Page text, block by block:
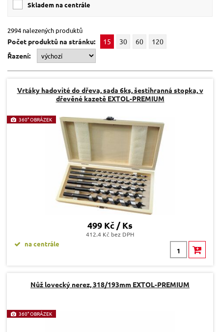
skladem na centrále
2994 nalezených produktů
Počet produktů na stránku: 15 30 60
120
Řazení:
Vrtáky hadovité do dřeva, sada 6ks, šestihranná stopka, v
dřevěné kazetě EXTOL-PREMIUM
360° OBRÁZEK
499 Kč / Ks
412.4 Kč bez DPH
na centrále
Nůž lovecký nerez, 318/193mm EXTOL-PREMIUM
360° OBRÁZEK